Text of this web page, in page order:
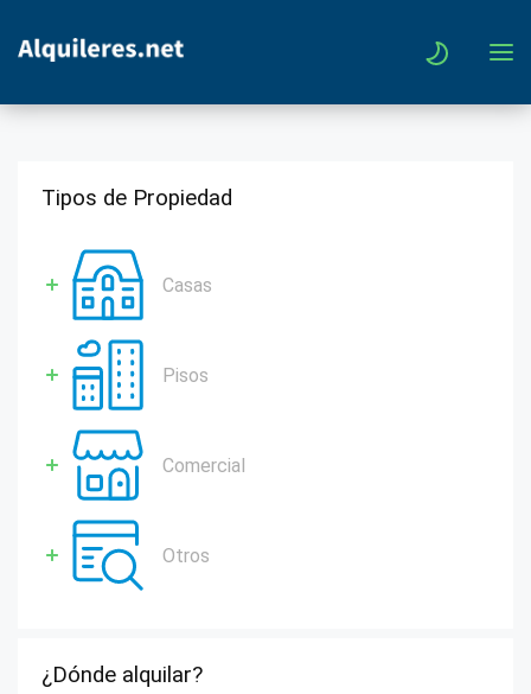
Tipos de Propiedad
Casas
Pisos
Comercial
Otros
¿Dónde alquilar?